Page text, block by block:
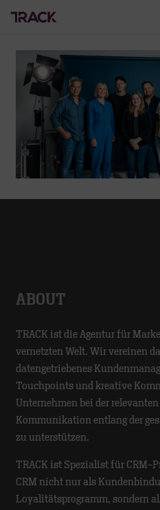
ABOUT
TRACK ist die Agentur für
vernetzten Welt. Wir vereinen
datengetriebenes
Touchpoints und kreative
Unternehmen bei der
Kommunikation entlang der
zu unterstützen.
TRACK ist Spezialist für CRM-
CRM nicht nur als
Loyalitätsprogramm, sondern